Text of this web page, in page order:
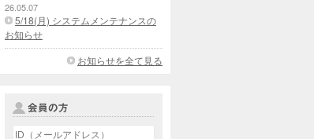
26.05.07
5/18(月) システムメンテナンスの
お知らせ
お知らせを全て見る